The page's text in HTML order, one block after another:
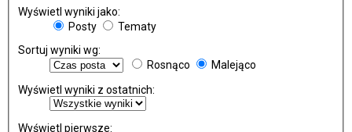
Wyświetl wyniki jako:
Posty
Tematy
Sortuj wyniki wg:
Rosnąco
Malejąco
Wyświetl wyniki z ostatnich:
Wyświetl pierwsze: